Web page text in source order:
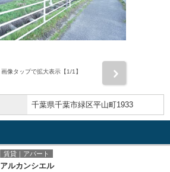
画像タップで拡大表示【1/1】
千葉県千葉市緑区平山町1933
賃貸｜アパート
アルカンシエル